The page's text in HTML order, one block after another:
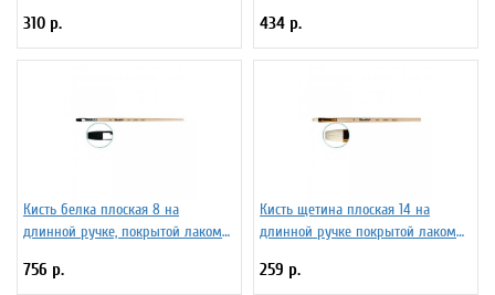
310 р. 434 р.
Кисть белка плоская 8 на
длинной ручке, покрытой лаком
756 р.
Кисть щетина плоская 14 на
длинной ручке покрытой лаком
259 р.